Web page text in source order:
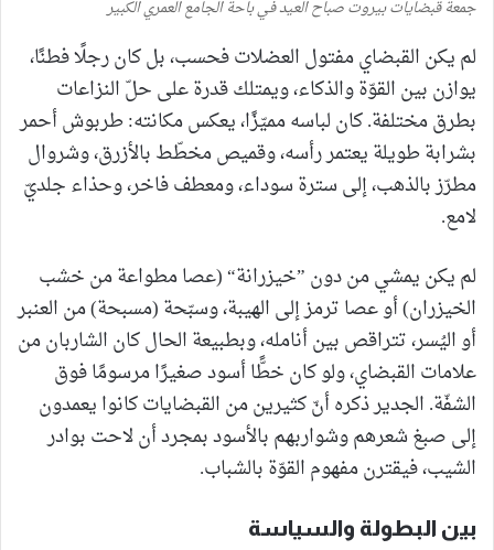
جمعة قبضايات بيروت صباح العيد في باحة الجامع العمري الكبير
لم يكن القبضاي مفتول العضلات فحسب، بل كان رجلًا فطنًا،
يوازن بين القوّة والذكاء، ويمتلك قدرة على حلّ النزاعات
بطرق مختلفة. كان لباسه مميّزًا، يعكس مكانته: طربوش أحمر
بشرابة طويلة يعتمر رأسه، وقميص مخطّط بالأزرق، وشروال
مطرّز بالذهب، إلى سترة سوداء، ومعطف فاخر، وحذاء جلديّ
لامع.
لم يكن يمشي من دون ”خيزرانة“ (عصا مطواعة من خشب
الخيزران) أو عصا ترمز إلى الهيبة، وسبّحة (مسبحة) من العنبر
أو اليُسر، تتراقص بين أنامله، وبطبيعة الحال كان الشاربان من
علامات القبضاي، ولو كان خطًّا أسود صغيرًا مرسومًا فوق
الشفّة. الجدير ذكره أنّ كثيرين من القبضايات كانوا يعمدون
إلى صبغ شعرهم وشواربهم بالأسود بمجرد أن لاحت بوادر
الشيب، فيقترن مفهوم القوّة بالشباب.
بين البطولة والسياسة